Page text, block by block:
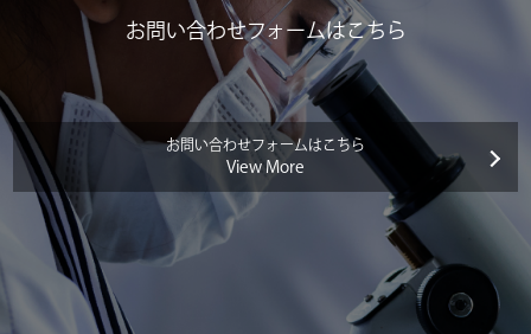
お問い合わせフォームはこちら
お問い合わせフォームはこちら
View More